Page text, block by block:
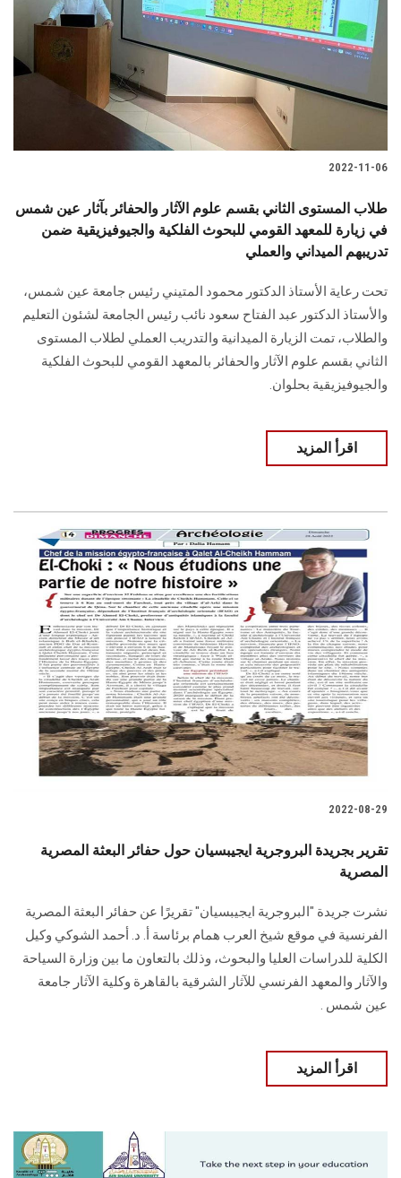
2022-11-06
طلاب المستوى الثاني بقسم علوم الآثار والحفائر بآثار عين شمس
في زيارة للمعهد القومي للبحوث الفلكية والجيوفيزيقية ضمن
تدريبهم الميداني والعملي
تحت رعاية الأستاذ الدكتور محمود المتيني رئيس جامعة عين شمس،
والأستاذ الدكتور عبد الفتاح سعود نائب رئيس الجامعة لشئون التعليم
والطلاب، تمت الزيارة الميدانية والتدريب العملي لطلاب المستوى
الثاني بقسم علوم الآثار والحفائر بالمعهد القومي للبحوث الفلكية
والجيوفيزيقية بحلوان.
اقرأ المزيد
2022-08-29
تقرير بجريدة البروجرية ايجيبسيان حول حفائر البعثة المصرية
المصرية
نشرت جريدة "البروجرية ايجيبسيان" تقريرًا عن حفائر البعثة المصرية
الفرنسية في موقع شيخ العرب همام برئاسة أ. د. أحمد الشوكي وكيل
الكلية للدراسات العليا والبحوث، وذلك بالتعاون ما بين وزارة السياحة
والآثار والمعهد الفرنسي للآثار الشرقية بالقاهرة وكلية الآثار جامعة
عين شمس .
اقرأ المزيد